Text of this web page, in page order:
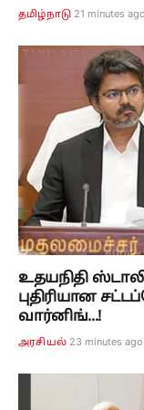
தமிழ்நாடு 21 minutes ago
உதயநிதி
புதிரியான
வார்னிங்...!
அரசியல் 23 minutes ago